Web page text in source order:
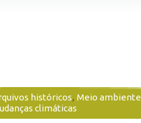
históricos,Meio ambiente
climáticas